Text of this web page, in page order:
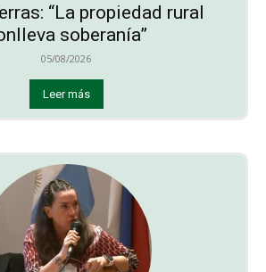
“La propiedad rural
soberanía”
05/08/2026
Leer más